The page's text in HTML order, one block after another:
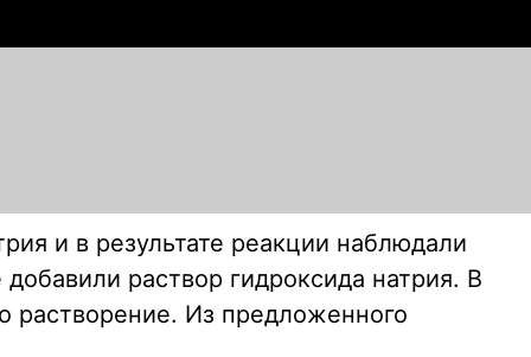
и в результате реакции наблюдали
раствор гидроксида натрия. В
растворение. Из предложенного